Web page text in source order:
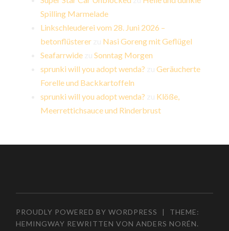
Spilling Marmelade
Linkschleuderei vom 28. Juni 2026 –
betonflüsterer
Nasi Goreng mit Geflügel
Seafarrwide zuSonntag Morgen
sprunki will you adopt wenda? zuGeräucherte
Forelle und Backkartoffeln
sprunki will you adopt wenda?
Klöße,
Meerrettichsauce und Rinderbrust
PROUDLY POWERED BY WORDPRESS |
THEME:
HEMINGWAY REWRITTEN VONANDERS NORÉN.